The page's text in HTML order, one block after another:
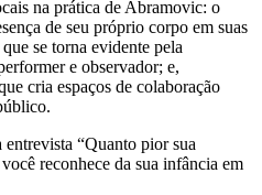
na prática de Abramovic: o
de seu próprio corpo em suas
se torna evidente pela
e observador; e,
cria espaços de colaboração
“Quanto pior sua
reconhece da sua infância em